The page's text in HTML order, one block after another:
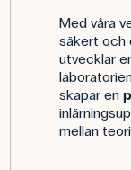
Med våra
säkert och
utvecklar
skapar en
mellan